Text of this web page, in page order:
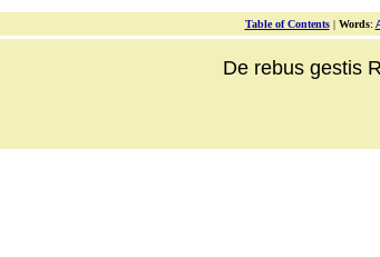
Table of Contents| Words:
De rebus gestis